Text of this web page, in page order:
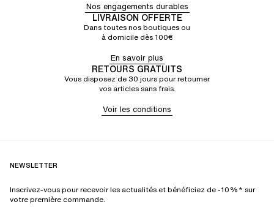
Nos engagements durables
LIVRAISON OFFERTE
Dans toutes nos boutiques ou
à domicile dès 100€
En savoir plus
RETOURS GRATUITS
Vous disposez de 30 jours pour retourner
vos articles sans frais.
Voir les conditions
NEWSLETTER
Inscrivez-vous pour recevoir les actualités et bénéficiez de -10%* sur
votre première commande.